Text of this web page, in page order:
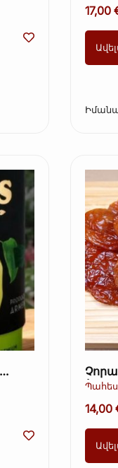
17,00
14,00